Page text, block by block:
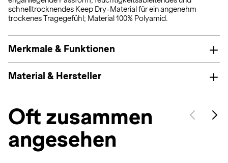
schnelltrocknendes Keep Dry-Material für ein angenehm
trockenes Tragegefühl; Material 100% Polyamid.
Merkmale & Funktionen
Material & Hersteller
Oft zusammen
angesehen